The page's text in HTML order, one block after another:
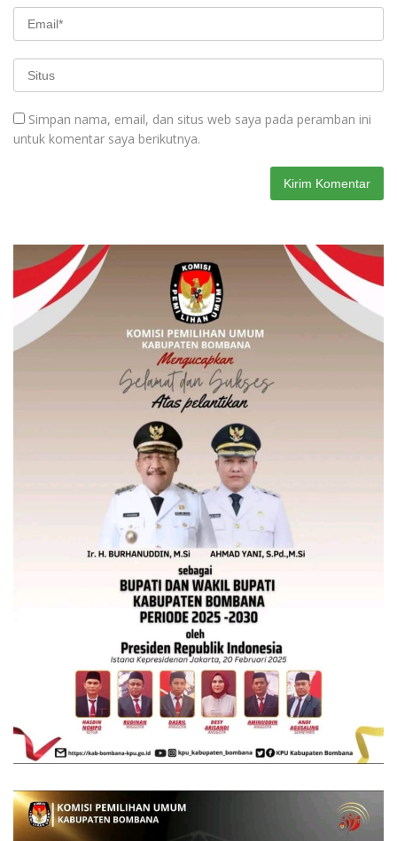
Simpan nama, email, dan situs web saya pada peramban ini
untuk komentar saya berikutnya.